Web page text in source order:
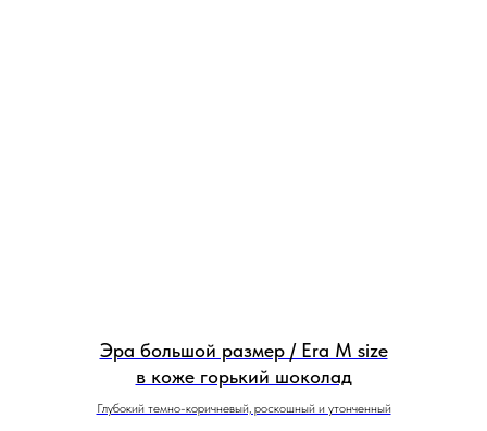
Эра большой размер / Era M size
в коже горький шоколад
Глубокий темно-коричневый, роскошный и утонченный